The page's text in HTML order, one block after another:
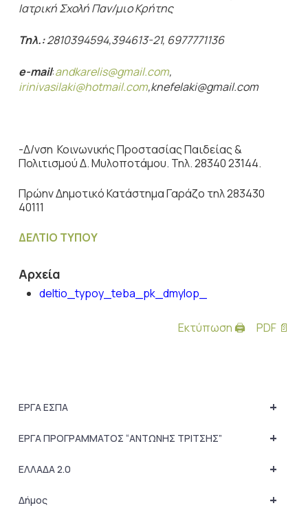
Ιατρική Σχολή Παν/μιο Κρήτης
Τηλ.:2810394594,394613-21, 6977771136
e-mail:andkarelis@gmail.com,
irinivasilaki@hotmail.com,knefelaki@gmail.com
-Δ/νση Κοινωνικής Προστασίας Παιδείας &
Πολιτισμού Δ. Μυλοποτάμου. Τηλ. 28340 23144.
Πρώην Δημοτικό Κατάστημα Γαράζο τηλ 283430
40111
ΔΕΛΤΙΟ ΤΥΠΟΥ
Αρχεία
deltio_typoy_teba_pk_dmylop_
Εκτύπωση 🖨 PDF 📄
+
ΕΡΓΑ ΕΣΠΑ
+
ΕΡΓΑ ΠΡΟΓΡΑΜΜΑΤΟΣ “ΑΝΤΩΝΗΣ ΤΡΙΤΣΗΣ”
+
ΕΛΛΑΔΑ 2.0
+
Δήμος